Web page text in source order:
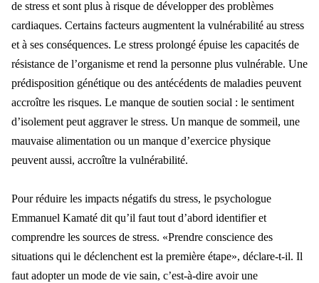
de stress et sont plus à risque de développer des problèmes
cardiaques. Certains facteurs augmentent la vulnérabilité au stress
et à ses conséquences. Le stress prolongé épuise les capacités de
résistance de l’organisme et rend la personne plus vulnérable. Une
prédisposition génétique ou des antécédents de maladies peuvent
accroître les risques. Le manque de soutien social : le sentiment
d’isolement peut aggraver le stress. Un manque de sommeil, une
mauvaise alimentation ou un manque d’exercice physique
peuvent aussi, accroître la vulnérabilité.
Pour réduire les impacts négatifs du stress, le psychologue
Emmanuel Kamaté dit qu’il faut tout d’abord identifier et
comprendre les sources de stress. «Prendre conscience des
situations qui le déclenchent est la première étape», déclare-t-il. Il
faut adopter un mode de vie sain, c’est-à-dire avoir une